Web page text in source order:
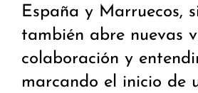
España y Marruecos,
también abre nuevas
colaboración y
marcando el inicio de